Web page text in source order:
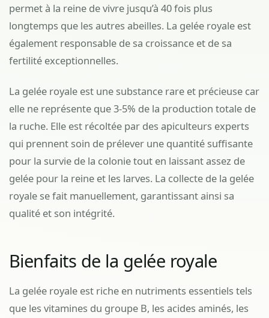
permet à la reine de vivre jusqu’à 40 fois plus
longtemps que les autres abeilles. La gelée royale est
également responsable de sa croissance et de sa
fertilité exceptionnelles.
La gelée royale est une substance rare et précieuse car
elle ne représente que 3-5% de la production totale de
la ruche. Elle est récoltée par des apiculteurs experts
qui prennent soin de prélever une quantité suffisante
pour la survie de la colonie tout en laissant assez de
gelée pour la reine et les larves. La collecte de la gelée
royale se fait manuellement, garantissant ainsi sa
qualité et son intégrité.
Bienfaits de la gelée royale
La gelée royale est riche en nutriments essentiels tels
que les vitamines du groupe B, les acides aminés, les